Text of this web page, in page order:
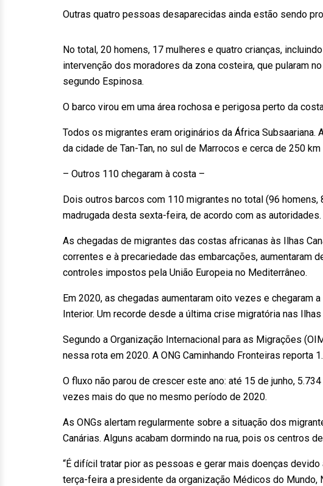
Outras quatro pessoas desaparecidas ainda estão sendo
No total, 20 homens, 17 mulheres e quatro crianças,
intervenção dos moradores da zona costeira, que pularam
segundo Espinosa.
O barco virou em uma área rochosa e perigosa perto da
Todos os migrantes eram originários da África
da cidade de Tan-Tan, no sul de Marrocos e cerca de 250
– Outros 110 chegaram à costa –
Dois outros barcos com 110 migrantes no total (96 homens,
madrugada desta sexta-feira, de acordo com as autoridades.
As chegadas de migrantes das costas africanas às Ilhas
correntes e à precariedade das embarcações, aumentaram
controles impostos pela União Europeia no Mediterrâneo.
Em 2020, as chegadas aumentaram oito vezes e chegaram
Interior. Um recorde desde a última crise migratória nas Ilhas
Segundo a Organização Internacional para as Migrações
nessa rota em 2020. A ONG Caminhando Fronteiras reporta
O fluxo não parou de crescer este ano: até 15 de junho,
vezes mais do que no mesmo período de 2020.
As ONGs alertam regularmente sobre a situação dos
Canárias. Alguns acabam dormindo na rua, pois os centros
“É difícil tratar pior as pessoas e gerar mais doenças
terça-feira a presidente da organização Médicos do Mundo,